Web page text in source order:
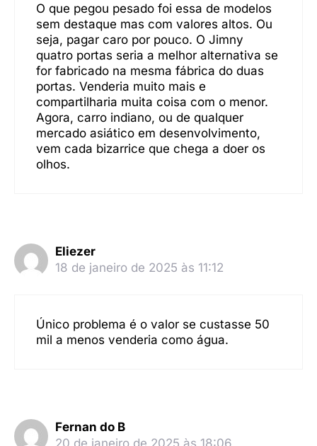
O que pegou pesado foi essa de modelos
sem destaque mas com valores altos. Ou
seja, pagar caro por pouco. O Jimny
quatro portas seria a melhor alternativa se
for fabricado na mesma fábrica do duas
portas. Venderia muito mais e
compartilharia muita coisa com o menor.
Agora, carro indiano, ou de qualquer
mercado asiático em desenvolvimento,
vem cada bizarrice que chega a doer os
olhos.
Eliezer
18 de janeiro de 2025 às 11:12
Único problema é o valor se custasse 50
mil a menos venderia como água.
Fernan do B